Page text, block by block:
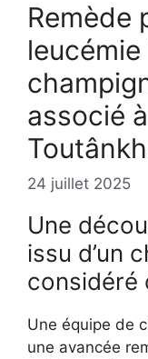
Remède
leucémie
associé
24 juillet 2025
Une
issu d’un
considéré
Une équipe de
une avancée